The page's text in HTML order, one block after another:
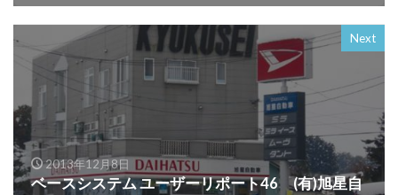
Next
2013年12月8日
ベースシステム ユーザーリポート46 (有)旭星自